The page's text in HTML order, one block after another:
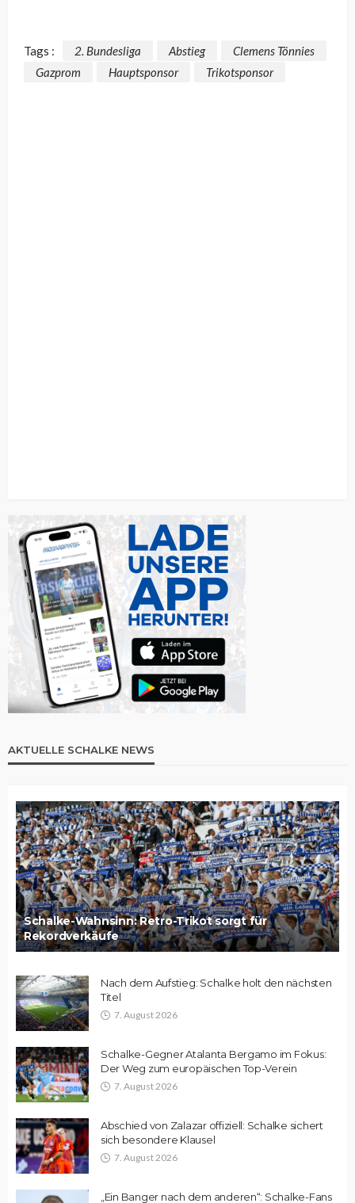
Tags : 2. Bundesliga Abstieg
Clemens Tönnies
Gazprom
Hauptsponsor Trikotsponsor
AKTUELLE SCHALKE NEWS
Schalke-Wahnsinn: Retro-Trikot sorgt für
Rekordverkäufe
Nach dem Aufstieg: Schalke holt den nächsten
Titel
7. August 2026
Schalke-Gegner Atalanta Bergamo im Fokus:
Der Weg zum europäischen Top-Verein
7. August 2026
Abschied von Zalazar offiziell: Schalke sichert
sich besondere Klausel
7. August 2026
„Ein Banger nach dem anderen“: Schalke-Fans